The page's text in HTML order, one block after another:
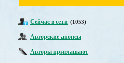
Сейчас в сети (1053)
Авторские анонсы
Авторы приглашают